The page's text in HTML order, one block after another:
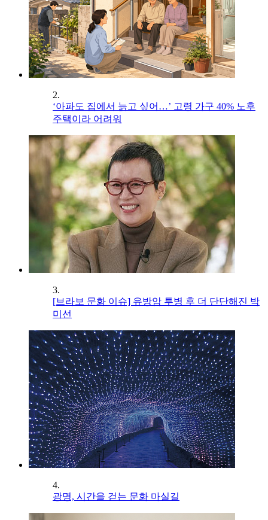
2.
‘아파도 집에서 늙고 싶어…’ 고령 가구 40% 노후
주택이라 어려워
3.
[브라보 문화 이슈] 유방암 투병 후 더 단단해진 박
미선
4.
광명, 시간을 걷는 문화 마실길